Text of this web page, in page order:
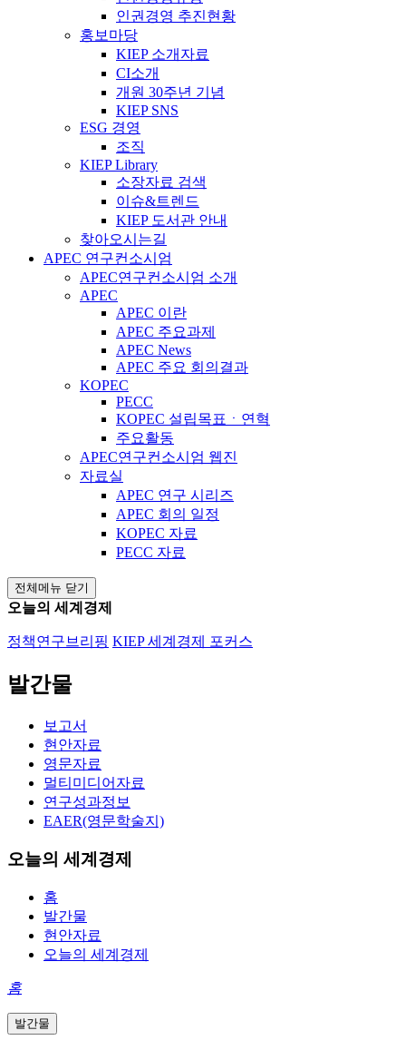
인권경영 추진현황
홍보마당
KIEP 소개자료
CI소개
개원 30주년 기념
KIEP SNS
ESG 경영
조직
KIEP Library
소장자료 검색
이슈&트렌드
KIEP 도서관 안내
찾아오시는길
APEC 연구컨소시엄
APEC연구컨소시엄 소개
APEC
APEC 이란
APEC 주요과제
APEC News
APEC 주요 회의결과
KOPEC
PECC
KOPEC 설립목표ㆍ연혁
주요활동
APEC연구컨소시엄 웹진
자료실
APEC 연구 시리즈
APEC 회의 일정
KOPEC 자료
PECC 자료
전체메뉴 닫기
오늘의 세계경제
정책연구브리핑 KIEP 세계경제 포커스
발간물
보고서
현안자료
영문자료
멀티미디어자료
연구성과정보
EAER(영문학술지)
오늘의 세계경제
홈
발간물
현안자료
오늘의 세계경제
홈
발간물